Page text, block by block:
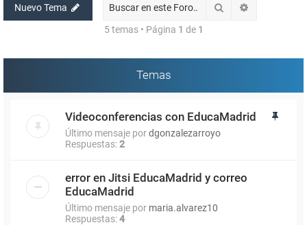
Nuevo Tema Buscar
5 temas • Página 1 de 1
Temas
Videoconferencias con EducaMadrid
Último mensaje pordgonzalezarroyo
Respuestas:2
error en Jitsi EducaMadrid y correo
EducaMadrid
Último mensaje por maria.alvarez10
Respuestas:4